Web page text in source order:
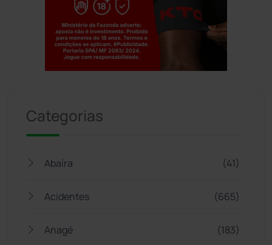
Categorias
Abaíra (41)
Acidentes (665)
Anagé (183)